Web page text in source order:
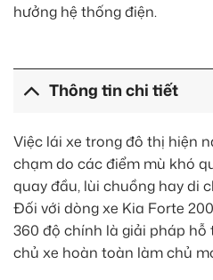
hưởng hệ thống điện.
Thông tin chi tiết
Việc lái xe trong đô thị hiện
chạm do các điểm mù khó
quay đầu, lùi chuồng hay di
Đối với dòng xe Kia Forte
360 độ chính là giải pháp hỗ
chủ xe hoàn toàn làm chủ